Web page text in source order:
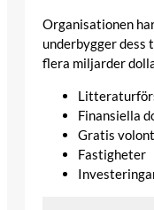
Organisationen
underbygger
flera miljarder
Finansiella
Gratis
Fastigheter